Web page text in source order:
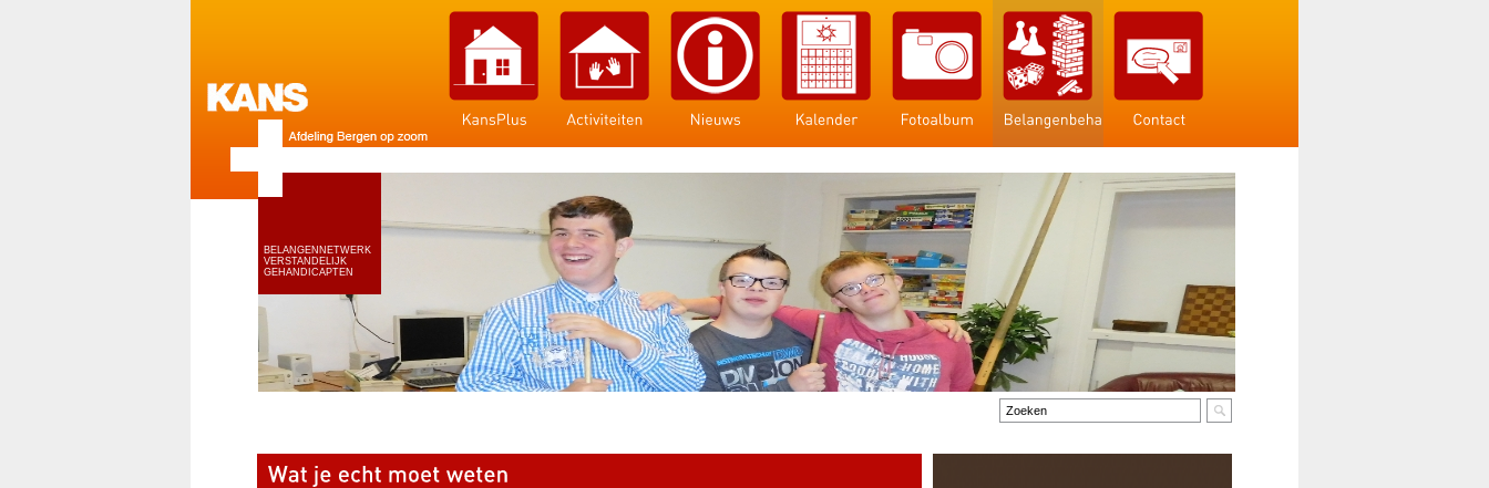
BELANGENNETWERK
VERSTANDELIJK
GEHANDICAPTEN